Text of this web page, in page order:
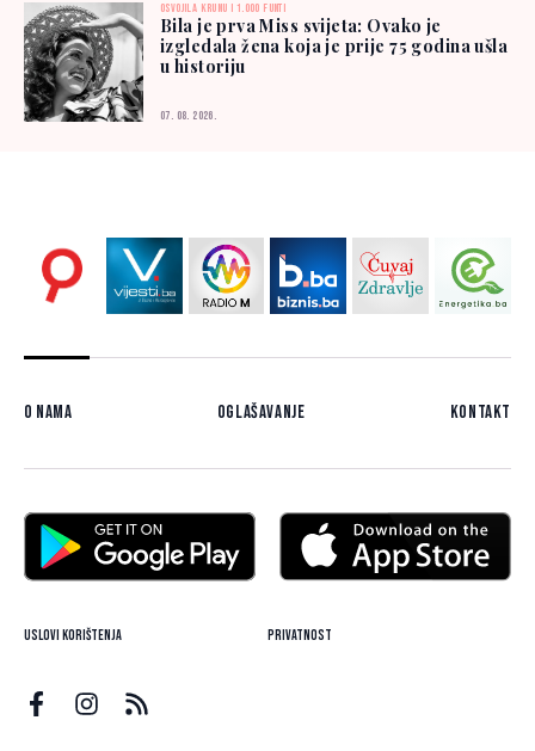
OSVOJILA KRUNU I 1.000 FUNTI
Bila je prva Miss svijeta: Ovako je
izgledala žena koja je prije 75 godina ušla
u historiju
07. 08. 2026.
O nama Oglašavanje Kontakt
Uslovi korištenja Privatnost